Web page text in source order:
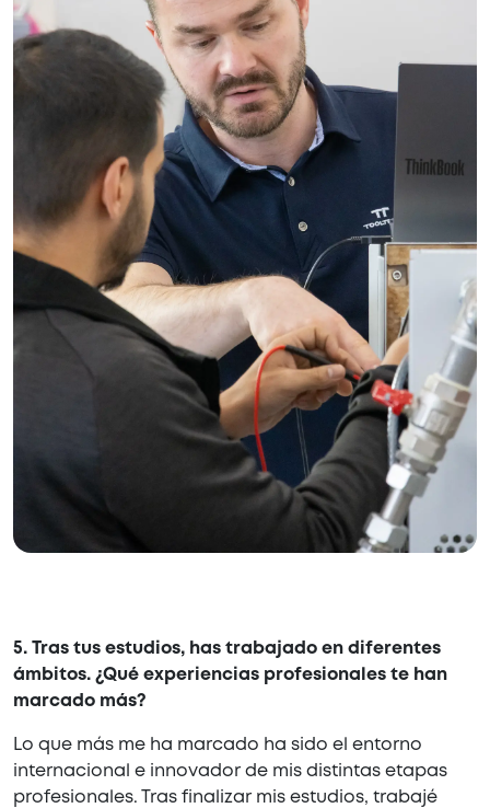
5. Tras tus estudios, has trabajado en diferentes
ámbitos. ¿Qué experiencias profesionales te han
marcado más?
Lo que más me ha marcado ha sido el entorno
internacional e innovador de mis distintas etapas
profesionales. Tras finalizar mis estudios, trabajé